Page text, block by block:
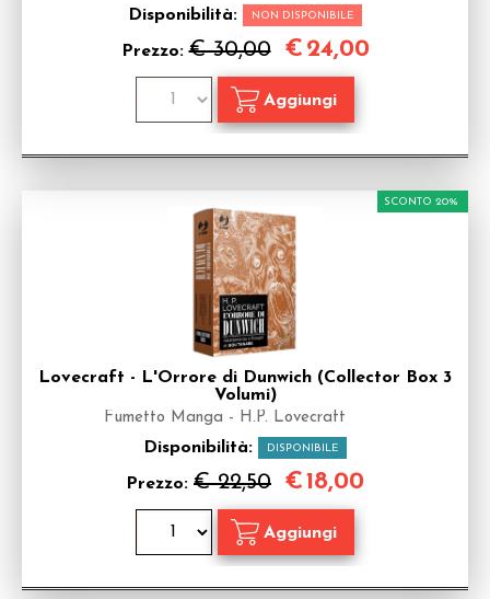
Disponibilità: NON DISPONIBILE
Prezzo:€ 30,00 € 24,00
Lovecraft - L'Orrore di Dunwich (Collector Box 3
Volumi)
Fumetto Manga - H.P. Lovecraft
Disponibilità: DISPONIBILE
Prezzo: € 22,50
SCONTO 20%
€18,00